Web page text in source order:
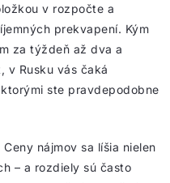
v rozpočte a
prekvapení. Kým
za týždeň až dva a
v Rusku vás čaká
ste pravdepodobne
nájmov sa líšia nielen
– a rozdiely sú často